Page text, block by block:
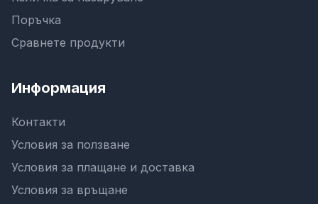
Поръчка
Сравнете продукти
Информация
Контакти
Условия за ползване
Условия за плащане и доставка
Условия за връщане